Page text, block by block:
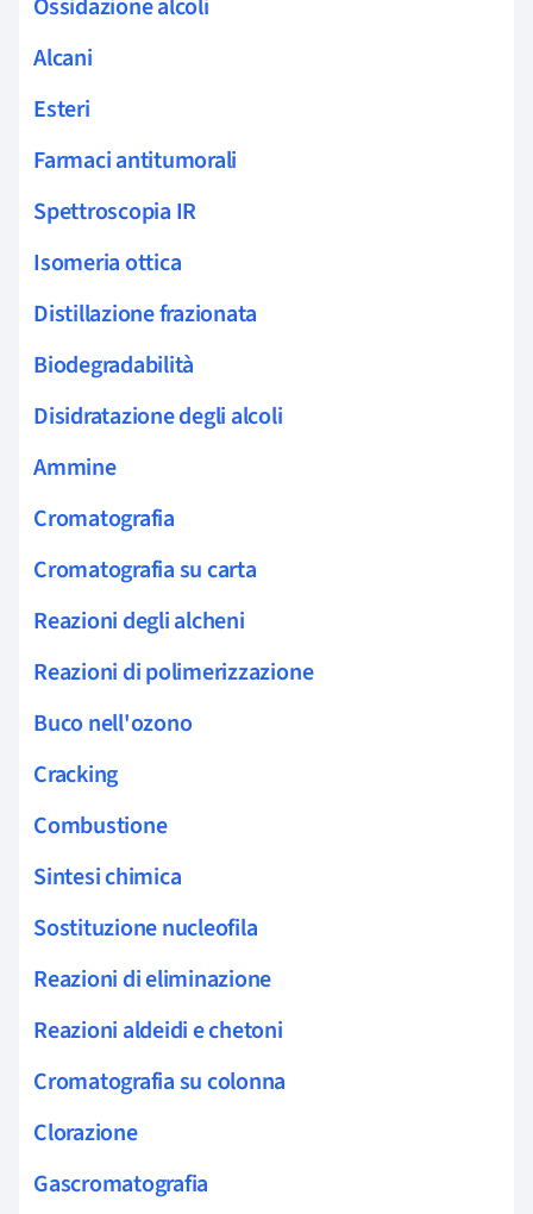
Ossidazione alcoli
Alcani
Esteri
Farmaci antitumorali
Spettroscopia IR
Isomeria ottica
Distillazione frazionata
Biodegradabilità
Disidratazione degli alcoli
Ammine
Cromatografia
Cromatografia su carta
Reazioni degli alcheni
Reazioni di polimerizzazione
Buco nell'ozono
Cracking
Combustione
Sintesi chimica
Sostituzione nucleofila
Reazioni di eliminazione
Reazioni aldeidi e chetoni
Cromatografia su colonna
Clorazione
Gascromatografia